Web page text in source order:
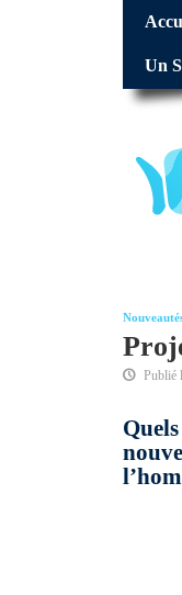
Un
Publié